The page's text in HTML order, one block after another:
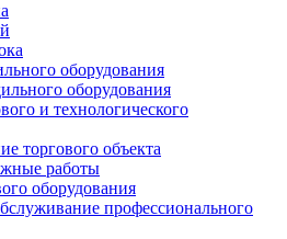
оборудования
оборудования
и технологического
торгового объекта
работы
оборудования
профессионального